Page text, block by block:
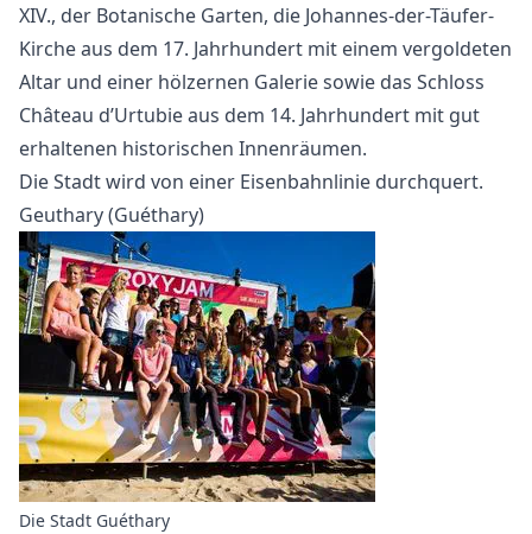
XIV., der Botanische Garten, die Johannes-der-Täufer-
Kirche aus dem 17. Jahrhundert mit einem vergoldeten
Altar und einer hölzernen Galerie sowie das Schloss
Château d’Urtubie aus dem 14. Jahrhundert mit gut
erhaltenen historischen Innenräumen.
Die Stadt wird von einer Eisenbahnlinie durchquert.
Geuthary (Guéthary)
Die Stadt Guéthary